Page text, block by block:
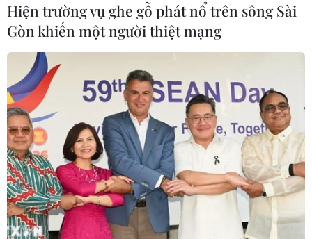
Hiện trường vụ ghe gỗ phát nổ trên sông Sài
Gòn khiến một người thiệt mạng